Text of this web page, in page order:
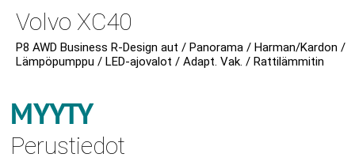
Volvo XC40
P8 AWD Business R-Design aut / Panorama / Harman/Kardon /
Lämpöpumppu / LED-ajovalot / Adapt. Vak. / Rattilämmitin
MYYTY
Perustiedot